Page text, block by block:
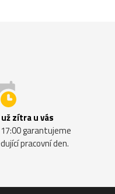
zítra u vás
garantujeme
pracovní den.